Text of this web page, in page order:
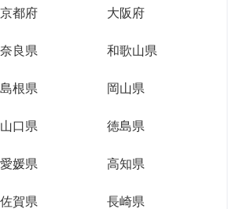
京都府 大阪府
奈良県 和歌山県
島根県 岡山県
山口県 徳島県
愛媛県 高知県
佐賀県 長崎県